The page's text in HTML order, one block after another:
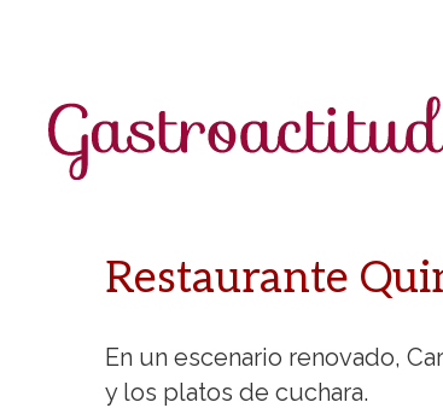
Restaurante
En un escenario renovado,
y los platos de cuchara.